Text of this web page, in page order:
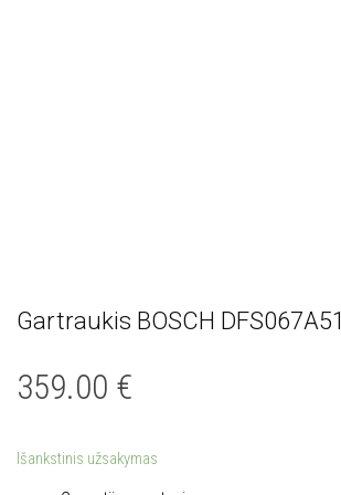
Gartraukis BOSCH DFS067A51
359.00 €
Išankstinis užsakymas